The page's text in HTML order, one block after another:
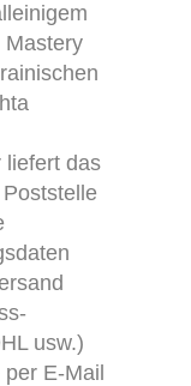
Mastery
liefert das
usw.)
E-Mail